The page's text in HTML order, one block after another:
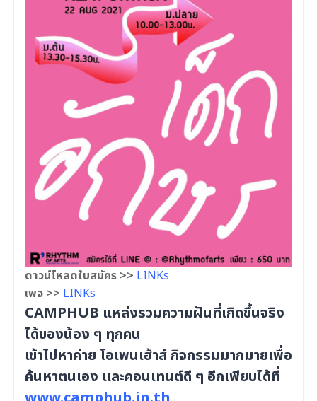
ดาวน์โหลดใบสมัคร >> LINKs
เพจ >> LINKs
CAMPHUB แหล่งรวมความฝันที่เกิดขึ้นจริง
ได้ของน้อง ๆ ทุกคน
เข้าไปหาค่าย โอเพนเฮ้าส์ กิจกรรมมากมายเพื่อ
ค้นหาตนเอง และคอนเทนต์ดี ๆ อีกเพียบได้ที่